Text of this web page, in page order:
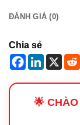
ĐÁNH GIÁ (0)
Chia sẻ
🌟